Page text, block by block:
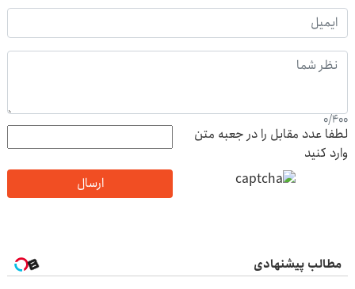
0/400
لطفا عدد مقابل را در جعبه متن
وارد کنید
ارسال
مطالب پیشنهادی